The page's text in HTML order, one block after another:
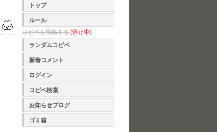
トップ
ルール
コピペを投稿する (停止中)
ランダムコピペ
新着コメント
ログイン
コピペ検索
お知らせブログ
ゴミ箱